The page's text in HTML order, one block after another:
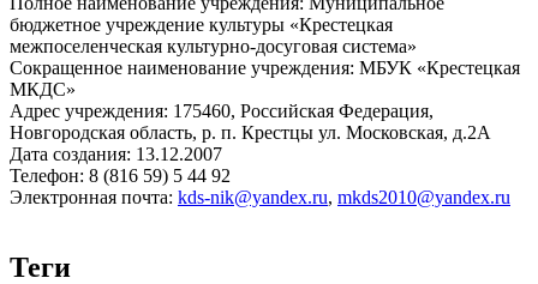
бюджетное учреждение культуры «Крестецкая
межпоселенческая культурно-досуговая система»
Сокращенное наименование учреждения: МБУК «Крестецкая
МКДС»
Адрес учреждения: 175460, Российская Федерация,
Новгородская область, р. п. Крестцы ул. Московская, д.2А
Дата создания: 13.12.2007
Телефон: 8 (816 59) 5 44 92
Электронная почта: kds-nik@yandex.ru, mkds2010@yandex.ru
Теги